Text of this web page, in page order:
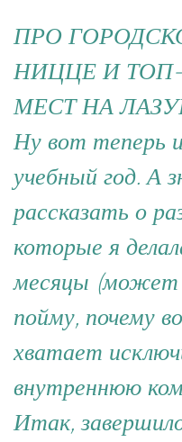
ПРО
НИЦЦЕ И
МЕСТ НА
Ну вот теперь
учебный год. А
рассказать о
которые я
месяцы (может
пойму, почему
хватает
внутреннюю
Итак,